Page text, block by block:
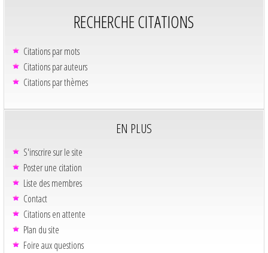
RECHERCHE CITATIONS
Citations par mots
Citations par auteurs
Citations par thèmes
EN PLUS
S'inscrire sur le site
Poster une citation
Liste des membres
Contact
Citations en attente
Plan du site
Foire aux questions